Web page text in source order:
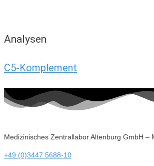
Analysen
C5-Komplement
Medizinisches Zentrallabor Altenburg GmbH –
+49 (0)3447 5688-10